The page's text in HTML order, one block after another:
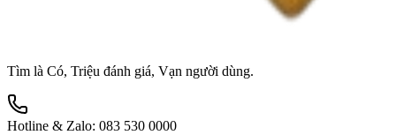
Tìm là Có, Triệu đánh giá, Vạn người dùng.
Hotline & Zalo: 083 530 0000